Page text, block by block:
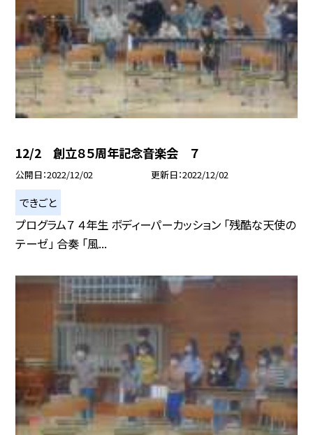
12/2 創立８５周年記念音楽会 ７
公開日 2022/12/02 更新日 2022/12/02
できごと
プログラム７ ４年生 ボディーパーカッション 「残酷な天使の
テーゼ」 合奏 「風...